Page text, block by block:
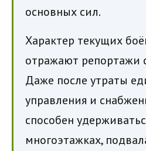
основных сил.
Характер текущих
отражают репортажи
Даже после утраты
управления и
способен
многоэтажках,